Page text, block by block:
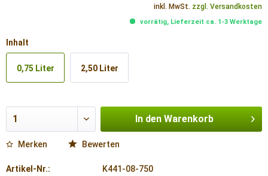
inkl. MwSt. zzgl. Versandkosten
vorrätig, Lieferzeit ca. 1-3 Werktage
Inhalt
0,75 Liter 2,50 Liter
In den Warenkorb
Merken Bewerten
Artikel-Nr.:
K441-08-750